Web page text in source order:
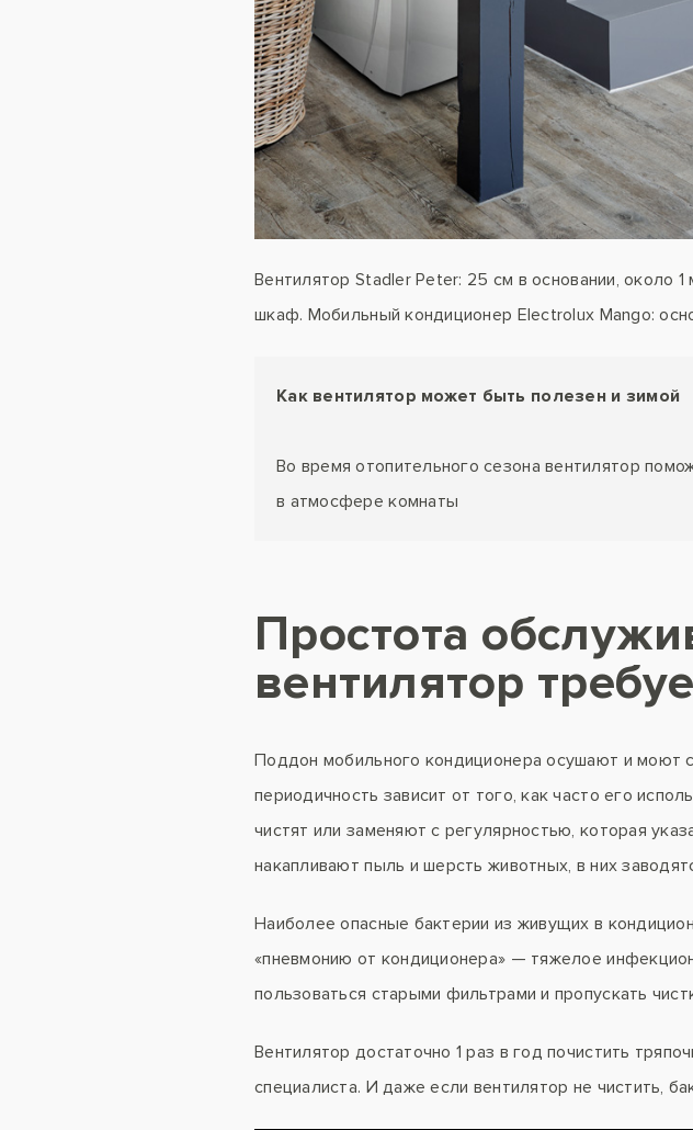
Вентилятор Stadler Peter: 25 см в основании, около
шкаф. Мобильный кондиционер Electrolux Mango:
Как вентилятор может быть полезен и зимой
Во время отопительного сезона вентилятор
в атмосфере комнаты
Простота
вентилятор
Поддон мобильного кондиционера осушают и моют
периодичность зависит от того, как часто его
чистят или заменяют с регулярностью, которая
накапливают пыль и шерсть животных, в них
Наиболее опасные бактерии из живущих в
«пневмонию от кондиционера» — тяжелое
пользоваться старыми фильтрами и пропускать
Вентилятор достаточно 1 раз в год почистить
специалиста. И даже если вентилятор не чистить,